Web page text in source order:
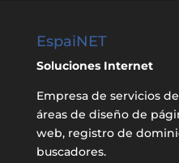
EspaiNET
Soluciones Internet
Empresa de servicios
áreas de diseño de
web, registro de
buscadores.